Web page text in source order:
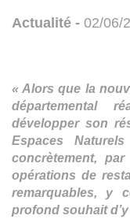
Actualité - 02/06/
« Alors que la
départemental
développer son
Espaces
concrètement,
opérations de
remarquables, y
profond souhait